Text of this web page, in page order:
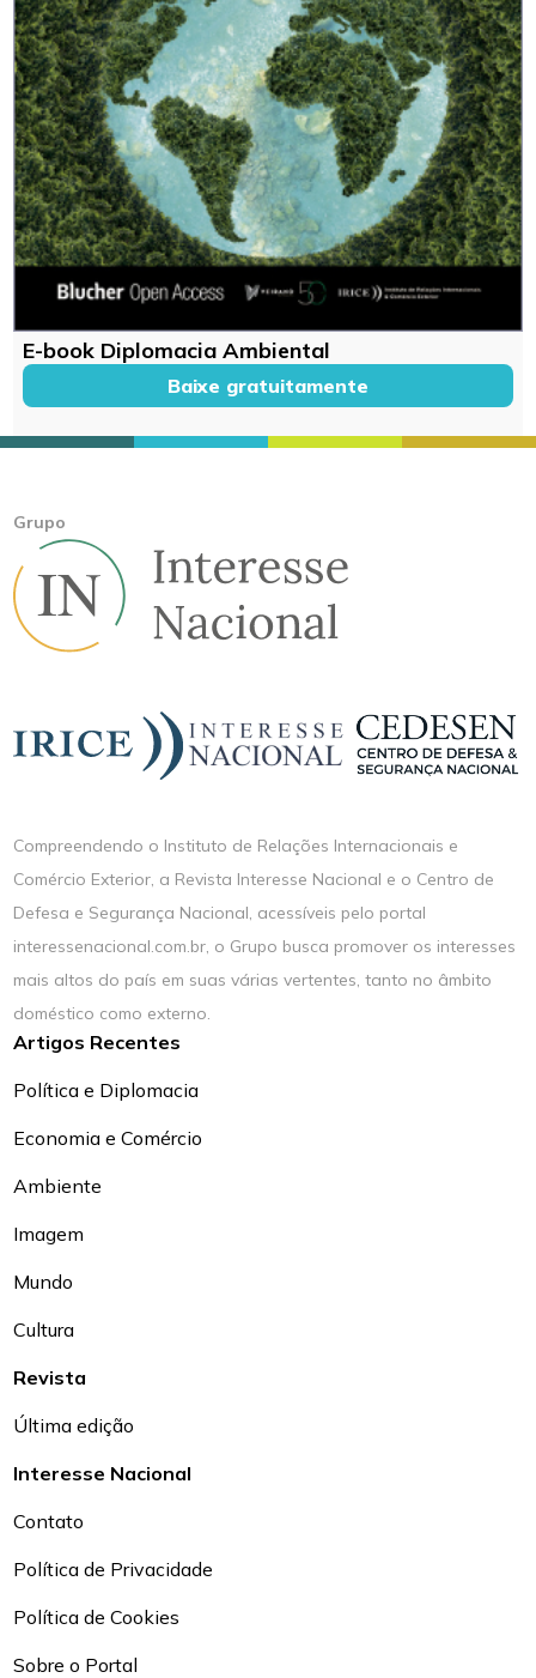
E-book Diplomacia Ambiental
Baixe gratuitamente
Grupo
Compreendendo o Instituto de Relações Internacionais e
Comércio Exterior, a Revista Interesse Nacional e o Centro de
Defesa e Segurança Nacional, acessíveis pelo portal
interessenacional.com.br, o Grupo busca promover os interesses
mais altos do país em suas várias vertentes, tanto no âmbito
doméstico como externo.
Artigos Recentes
Política e Diplomacia
Economia e Comércio
Ambiente
Imagem
Mundo
Cultura
Revista
Última edição
Interesse Nacional
Contato
Política de Privacidade
Política de Cookies
Sobre o Portal